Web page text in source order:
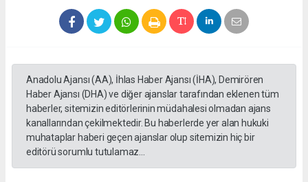
Anadolu Ajansı (AA), İhlas Haber Ajansı (İHA), Demirören
Haber Ajansı (DHA) ve diğer ajanslar tarafından eklenen tüm
haberler, sitemizin editörlerinin müdahalesi olmadan ajans
kanallarından çekilmektedir. Bu haberlerde yer alan hukuki
muhataplar haberi geçen ajanslar olup sitemizin hiç bir
editörü sorumlu tutulamaz...